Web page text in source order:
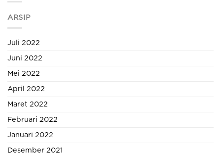
ARSIP
Juli 2022
Juni 2022
Mei 2022
April 2022
Maret 2022
Februari 2022
Januari 2022
Desember 2021